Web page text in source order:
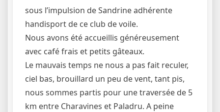
sous l’impulsion de Sandrine adhérente
handisport de ce club de voile.
Nous avons été accueillis généreusement
avec café frais et petits gâteaux.
Le mauvais temps ne nous a pas fait reculer,
ciel bas, brouillard un peu de vent, tant pis,
nous sommes partis pour une traversée de 5
km entre Charavines et Paladru. A peine